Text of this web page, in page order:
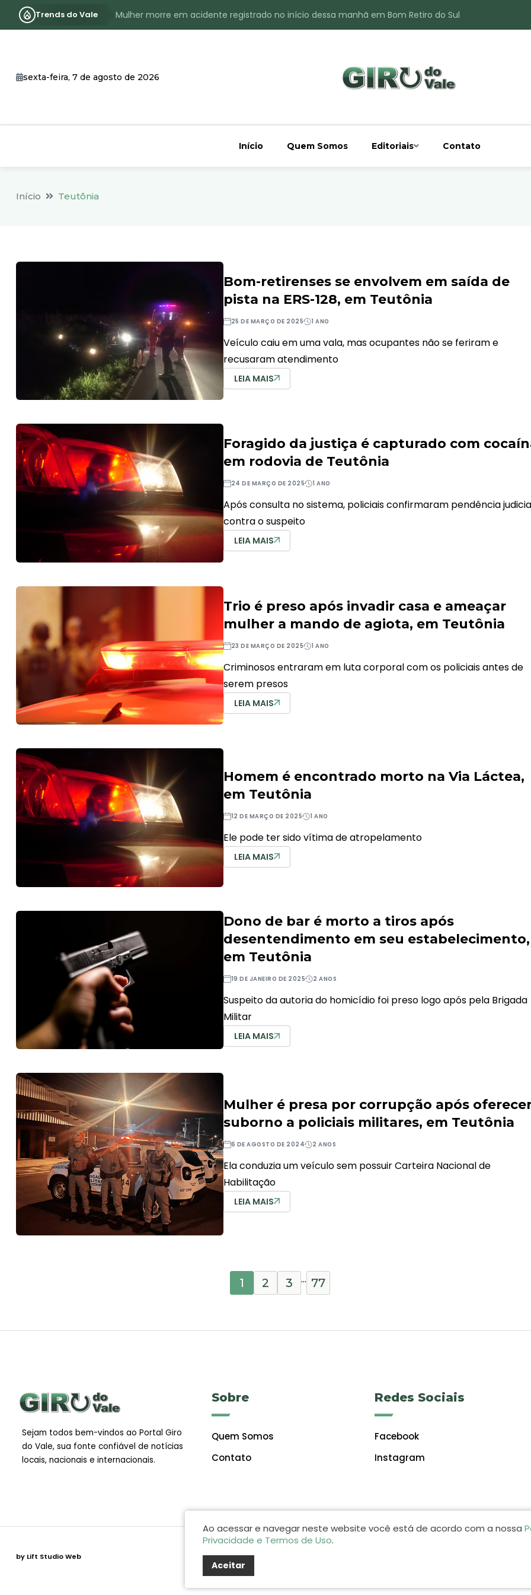
Trends do Vale
Mulher morre em acidente registrado no início dessa manhã em Bom Retiro do Sul
Identificado o jovem assassinado no interior de Bom Retiro do Sul
sexta-feira, 7 de agosto de 2026
Início Quem Somos Editoriais Contato
Início Teutônia
Bom-retirenses se envolvem em saída de
pista na ERS-128, em Teutônia
25 DE MARÇO DE 2025 1 ANO
Veículo caiu em uma vala, mas ocupantes não se feriram e
recusaram atendimento
LEIA MAIS
Foragido da justiça é capturado com
em rodovia de Teutônia
24 DE MARÇO DE 2025 1 ANO
Após consulta no sistema, policiais confirmaram pendência
contra o suspeito
LEIA MAIS
Trio é preso após invadir casa e ameaçar
mulher a mando de agiota, em Teutônia
23 DE MARÇO DE 2025 1 ANO
Criminosos entraram em luta corporal com os policiais antes de
serem presos
LEIA MAIS
Homem é encontrado morto na Via Láctea,
em Teutônia
12 DE MARÇO DE 2025 1 ANO
Ele pode ter sido vítima de atropelamento
LEIA MAIS
Dono de bar é morto a tiros após
desentendimento em seu estabelecimento,
em Teutônia
19 DE JANEIRO DE 2025 2 ANOS
Suspeito da autoria do homicídio foi preso logo após pela Brigada
Militar
LEIA MAIS
Mulher é presa por corrupção após
suborno a policiais militares, em Teutônia
6 DE AGOSTO DE 2024 2 ANOS
Ela conduzia um veículo sem possuir Carteira Nacional de
Habilitação
LEIA MAIS
1 2 3 … 77
Sejam todos bem-vindos ao Portal Giro
do Vale, sua fonte confiável de notícias
locais, nacionais e internacionais.
Sobre
Quem Somos
Contato
Redes Sociais
Facebook
Instagram
by Lift Studio Web
Ao acessar e navegar neste website você está de acordo com a nossa
Privacidade e Termos de Uso.
Aceitar